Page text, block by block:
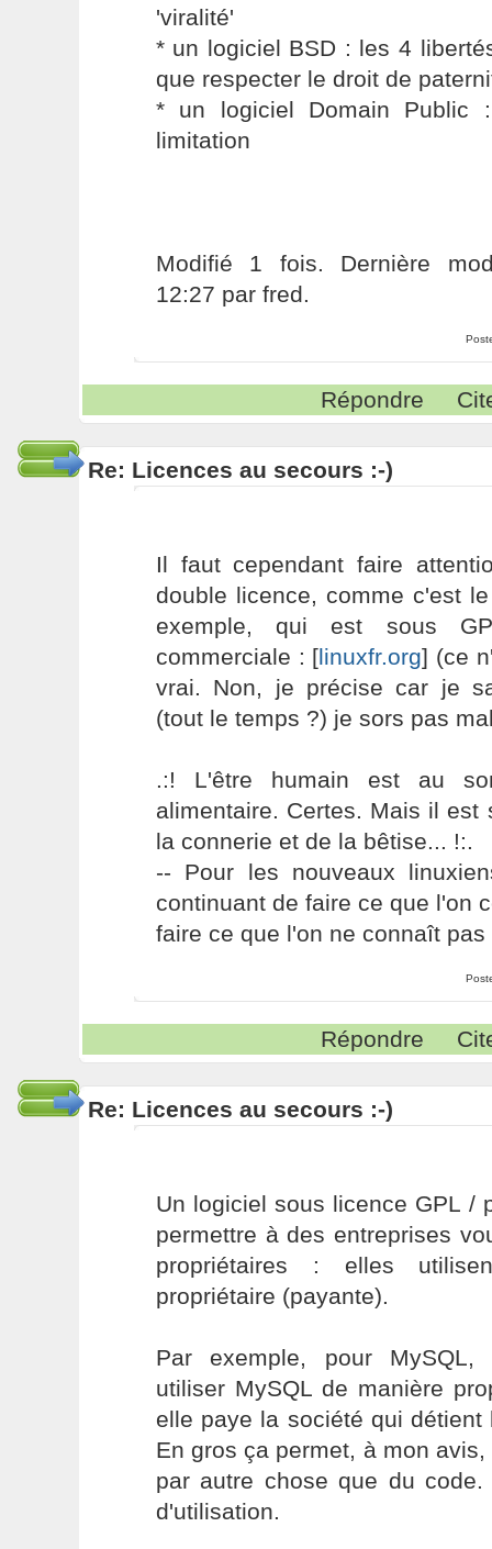
'viralité'
* un logiciel BSD : les 4
que respecter le droit de
* un logiciel Domain Public
limitation
Modifié 1 fois. Dernière
12:27 par fred.
Répondre
Re: Licences au secours :-)
Il faut cependant faire
double licence, comme c'est
exemple, qui est sous
commerciale : [linuxfr.org] (ce
vrai. Non, je précise car je
(tout le temps ?) je sors pas
.:! L'être humain est au
alimentaire. Certes. Mais il est
la connerie et de la bêtise... !:.
-- Pour les nouveaux
continuant de faire ce que l'on
faire ce que l'on ne connaît pas
Répondre
Re: Licences au secours :-)
Un logiciel sous licence GPL /
permettre à des entreprises
propriétaires : elles
propriétaire (payante).
Par exemple, pour MySQL,
utiliser MySQL de manière
elle paye la société qui détient
En gros ça permet, à mon
par autre chose que du
d'utilisation.